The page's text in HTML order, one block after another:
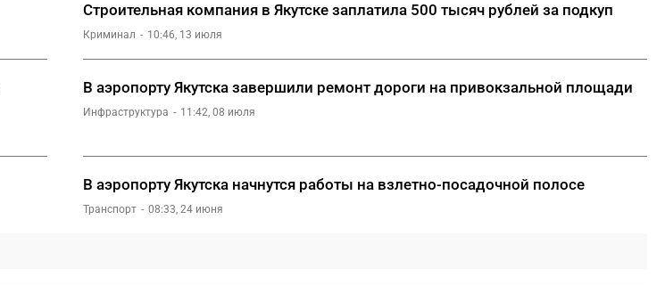
Замы
Строительная компания в Якутске заплатила 500 тысяч рублей за подкуп
Криминал 10:46, 13 июля
В аэропорту Якутска завершили ремонт дороги на привокзальной площади
Инфраструктура 11:42, 08 июля
В аэропорту Якутска начнутся работы на взлетно-посадочной полосе
Транспорт 08:33, 24 июня